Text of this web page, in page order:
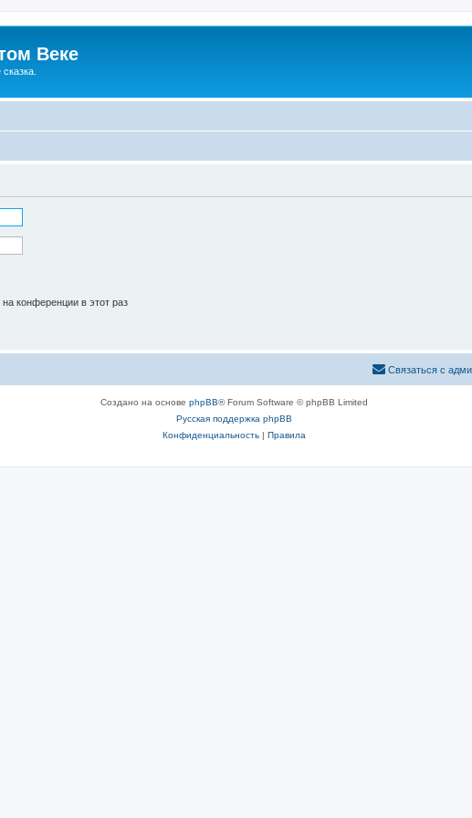
Веке
конференции в этот раз
Связаться с
Создано на основе phpBB® Forum Software © phpBB Limited
Русская поддержка phpBB
Конфиденциальность| Правила